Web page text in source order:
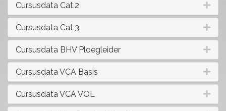
Cursusdata Cat.2
Cursusdata Cat.3
Cursusdata BHV Ploegleider
Cursusdata VCA Basis
Cursusdata VCA VOL